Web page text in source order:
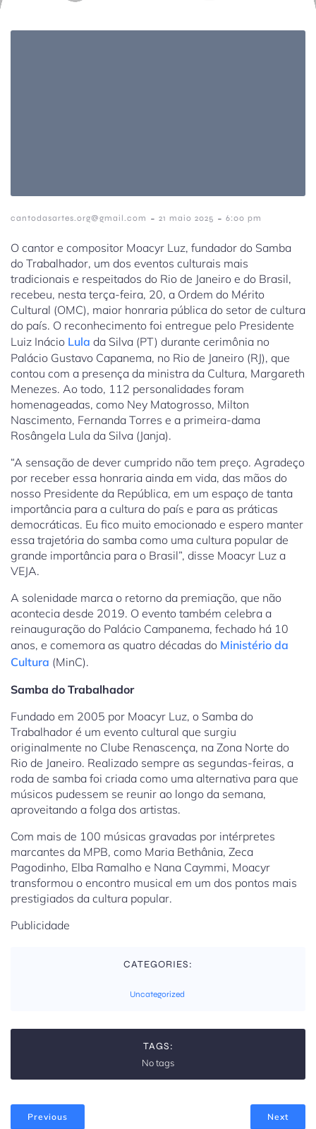
cantodasartes.org@gmail.com - 21 maio 2025 - 6:00 pm
O cantor e compositor Moacyr Luz, fundador do Samba
do Trabalhador, um dos eventos culturais mais
tradicionais e respeitados do Rio de Janeiro e do Brasil,
recebeu, nesta terça-feira, 20, a Ordem do Mérito
Cultural (OMC), maior honraria pública do setor de cultura
do país. O reconhecimento foi entregue pelo Presidente
Luiz Inácio Lula da Silva (PT) durante cerimônia no
Palácio Gustavo Capanema, no Rio de Janeiro (RJ), que
contou com a presença da ministra da Cultura, Margareth
Menezes. Ao todo, 112 personalidades foram
homenageadas, como Ney Matogrosso, Milton
Nascimento, Fernanda Torres e a primeira-dama
Rosângela Lula da Silva (Janja).
“A sensação de dever cumprido não tem preço. Agradeço
por receber essa honraria ainda em vida, das mãos do
nosso Presidente da República, em um espaço de tanta
importância para a cultura do país e para as práticas
democráticas. Eu fico muito emocionado e espero manter
essa trajetória do samba como uma cultura popular de
grande importância para o Brasil”, disse Moacyr Luz a
VEJA.
A solenidade marca o retorno da premiação, que não
acontecia desde 2019. O evento também celebra a
reinauguração do Palácio Campanema, fechado há 10
anos, e comemora as quatro décadas do Ministério da
Cultura (MinC).
Samba do Trabalhador
Fundado em 2005 por Moacyr Luz, o Samba do
Trabalhador é um evento cultural que surgiu
originalmente no Clube Renascença, na Zona Norte do
Rio de Janeiro. Realizado sempre as segundas-feiras, a
roda de samba foi criada como uma alternativa para que
músicos pudessem se reunir ao longo da semana,
aproveitando a folga dos artistas.
Com mais de 100 músicas gravadas por intérpretes
marcantes da MPB, como Maria Bethânia, Zeca
Pagodinho, Elba Ramalho e Nana Caymmi, Moacyr
transformou o encontro musical em um dos pontos mais
prestigiados da cultura popular.
Publicidade
CATEGORIES:
Uncategorized
TAGS:
No tags
Previous Next